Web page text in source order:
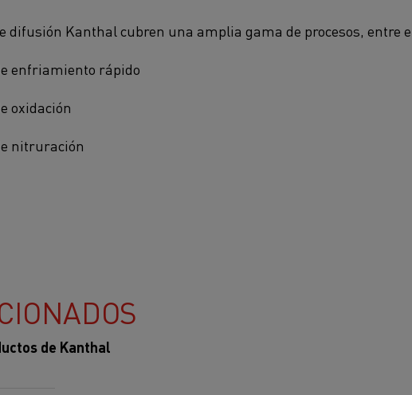
difusión Kanthal cubren una amplia gama de procesos, entre
enfriamiento rápido
oxidación
nitruración
de Kanthal